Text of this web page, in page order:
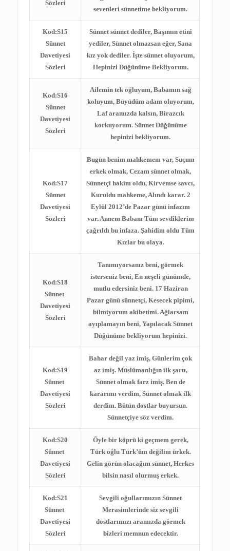
Sözleri
sevenleri sünnetime bekliyorum.
Kod:S15
Sünnet
Davetiyesi
Sözleri
Sünnet sünnet dediler, Başımın etini
yediler, Sünnet olmazsan eğer, Sana
kız yok dediler. İşte sünnet oluyorum,
Hepinizi Düğünüme Bekliyorum.
Kod:S16
Sünnet
Davetiyesi
Sözleri
Ailemin tek oğluyum, Babamın sağ
koluyum, Büyüdüm adam oluyorum,
Laf aramızda kalsın, Birazcık
korkuyorum. Sünnet Düğünüme
hepinizi bekliyorum.
Kod:S17
Sünnet
Davetiyesi
Sözleri
Bugün benim mahkemem var, Suçum
erkek olmak, Cezam sünnet olmak,
Sünnetçi hakim oldu, Kirvemse savcı,
Kuruldu mahkeme, Alındı karar. 2
Eylül 2012’de Pazar günü infazım
var. Annem Babam Tüm sevdiklerim
çağrıldı bu infaza. Şahidim oldu Tüm
Kızlar bu olaya.
Kod:S18
Sünnet
Davetiyesi
Sözleri
Tanımıyorsanız beni, görmek
isterseniz beni, En neşeli günümde,
mutlu edersiniz beni. 17 Haziran
Pazar günü sünnetçi, Kesecek pipimi,
bilmiyorum akibetimi. Ağlarsam
ayıplamayın beni, Yapılacak Sünnet
Düğünüme bekliyorum hepinizi.
Kod:S19
Sünnet
Davetiyesi
Sözleri
Bahar değil yaz imiş, Günlerim çok
az imiş. Müslümanlığın ilk şartı,
Sünnet olmak farz imiş. Ben de
kararımı verdim, Sünnet olmak ilk
derdim. Bütün dostlar buyursun.
Sünnetçiye söz verdim.
Kod:S20
Sünnet
Davetiyesi
Sözleri
Öyle bir köprü ki geçmem gerek,
Türk oğlu Türk’üm değilim ürkek.
Gelin görün olacağım sünnet, Herkes
bilsin nasıl olurmuş erkek.
Kod:S21
Sünnet
Davetiyesi
Sözleri
Sevgili oğullarımızın Sünnet
Merasimlerinde siz sevgili
dostlarımızı aramızda görmek
bizleri memnun edecektir.